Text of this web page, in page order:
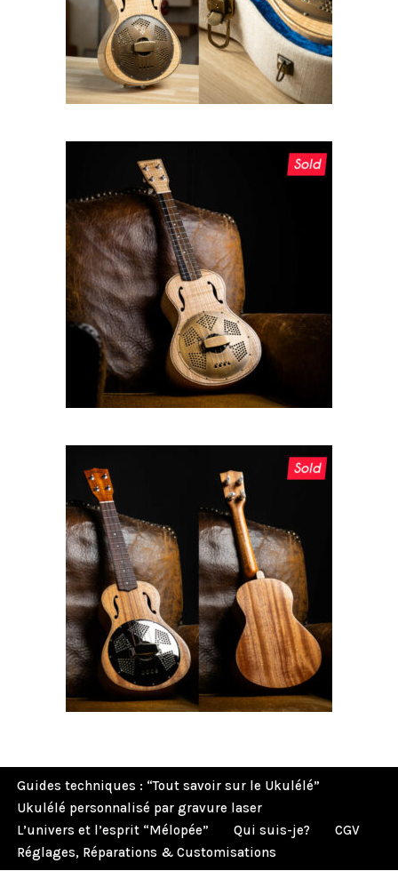
Guides techniques : “Tout savoir sur le Ukulélé”
Ukulélé personnalisé par gravure laser
L’univers et l’esprit “Mélopée”
Qui suis-je?
CGV
Réglages, Réparations & Customisations